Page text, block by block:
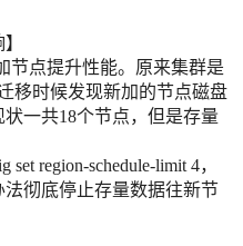
节点提升性能。原来集群是
移时候发现新加的节点磁盘
一共18个节点，但是存量
region-schedule-limit 4，
彻底停止存量数据往新节